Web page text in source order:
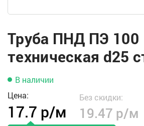
Труба ПНД ПЭ 100
техническая d25
В наличии
Цена:
17.7 р/м
Без скидки:
19.47 р/м